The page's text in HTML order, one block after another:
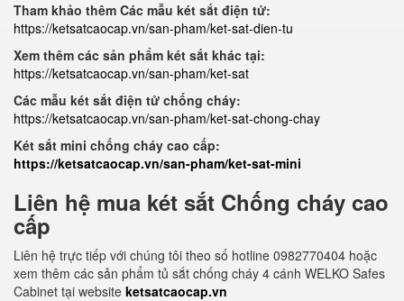
Tham khảo thêm Các mẫu két sắt điện tử:
https://ketsatcaocap.vn/san-pham/ket-sat-dien-tu
Xem thêm các sản phẩm két sắt khác tại:
https://ketsatcaocap.vn/san-pham/ket-sat
Các mẫu két sắt điện tử chống cháy:
https://ketsatcaocap.vn/san-pham/ket-sat-chong-chay
Két sắt mini chống cháy cao cấp:
https://ketsatcaocap.vn/san-pham/ket-sat-mini
Liên hệ mua két sắt Chống cháy cao
cấp
Liên hệ trực tiếp với chúng tôi theo số hotline 0982770404 hoặc
xem thêm các sản phẩm tủ sắt chống cháy 4 cánh WELKO Safes
Cabinet tại website ketsatcaocap.vn